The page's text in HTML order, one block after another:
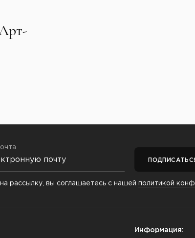
на рассылку, вы соглашаетесь с нашей политикой
Информация: